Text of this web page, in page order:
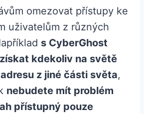
omezovat přístupy ke
uživatelům z různých
s CyberGhost
kdekoliv na světě
z jiné části světa,
nebudete mít problém
přístupný pouze